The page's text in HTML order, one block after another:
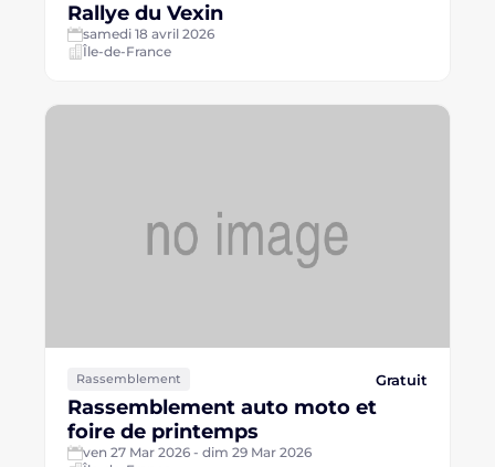
Rallye du Vexin
samedi 18 avril 2026
Île-de-France
Rassemblement Gratuit
Rassemblement auto moto et
foire de printemps
ven 27 Mar 2026 - dim 29 Mar 2026